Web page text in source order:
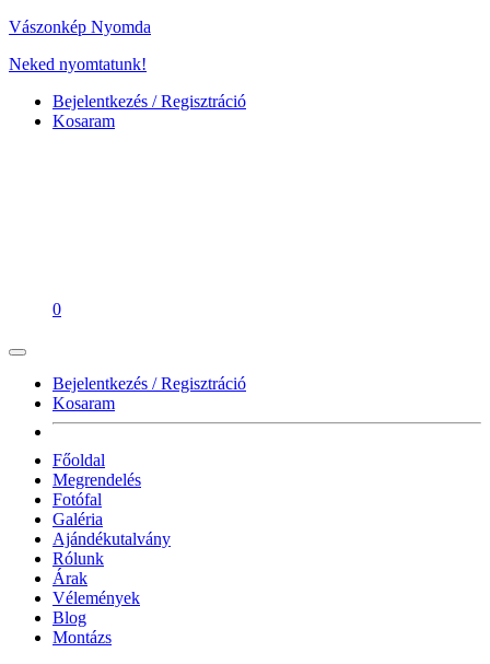
Vászonkép Nyomda
Neked nyomtatunk!
Bejelentkezés / Regisztráció
Kosaram
0
Bejelentkezés / Regisztráció
Kosaram
Főoldal
Megrendelés
Fotófal
Galéria
Ajándékutalvány
Rólunk
Árak
Vélemények
Blog
Montázs